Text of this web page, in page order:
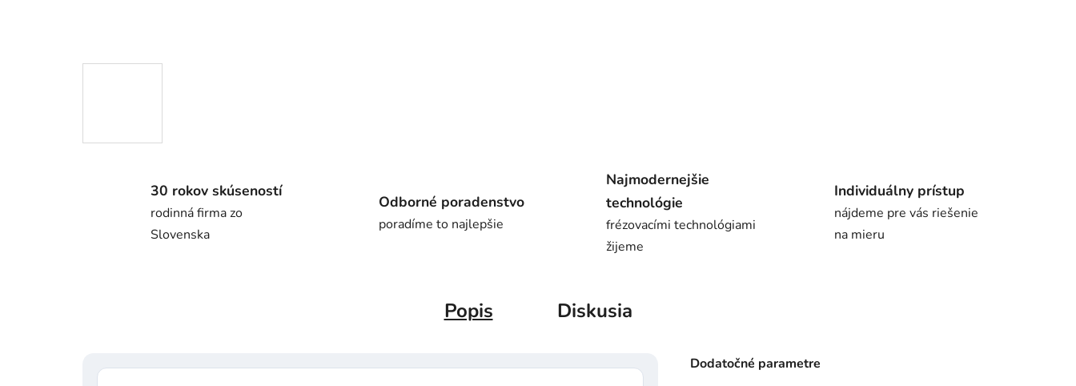
30 rokov skúseností
rodinná firma zo
Slovenska
Odborné poradenstvo
poradíme to najlepšie
Najmodernejšie
technológie
frézovacími technológiami
žijeme
Individuálny prístup
nájdeme pre vás riešenie
na mieru
Popis Diskusia
Dodatočné parametre